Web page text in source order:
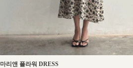
마리앤 플라워 DRESS